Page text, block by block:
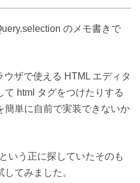
のメモ書きで
ザで使える HTML エディタ
html タグをつけたりする
簡単に自前で実装できないか
いう正に探していたそのも
てみました。